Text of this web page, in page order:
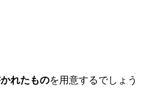
れたものを用意するでしょう